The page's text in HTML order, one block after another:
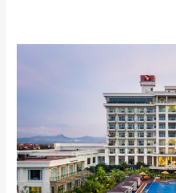
HOTEL
SPA
QUẢNG
BÌNH